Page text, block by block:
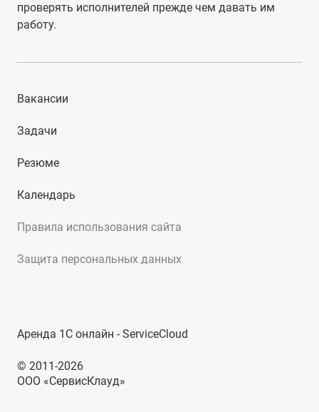
проверять исполнителей прежде чем давать им
работу.
Правила использования сайта
Защита персональных данных
Вакансии
Задачи
Резюме
Календарь
Аренда 1С онлайн - ServiceCloud
© 2011-2026
ООО «СервисКлауд»